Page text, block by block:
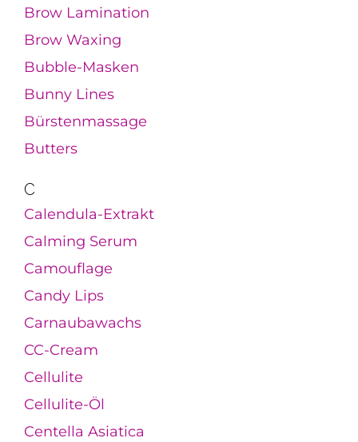
Brow Lamination
Brow Waxing
Bubble-Masken
Bunny Lines
Bürstenmassage
Butters
C
Calendula-Extrakt
Calming Serum
Camouflage
Candy Lips
Carnaubawachs
CC-Cream
Cellulite
Cellulite-Öl
Centella Asiatica